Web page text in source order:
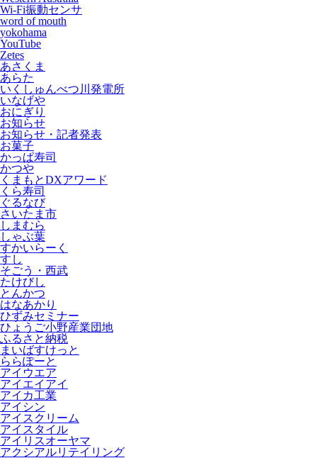
Wi-Fi振動センサ
word of mouth
yokohama
YouTube
Zetes
あさくま
あらた
いくしゅんべつ川発電所
いなげや
おにぎり
お知らせ
お知らせ・記者発表
お菓子
かっぱ寿司
かつや
くまもとDXアワード
くら寿司
ぐるなび
さいたま市
しまむら
しゃぶ葉
すかいらーく
すし
そごう・西武
たけびし
とんかつ
はなあかり
ひずみセミナー
ひょうご小野産業団地
ふるさと納税
まいばすけっと
ららぽーと
アイウエア
アイエイアイ
アイカ工業
アイシン
アイスクリーム
アイスタイル
アイリスオーヤマ
アクシアルリテイリング